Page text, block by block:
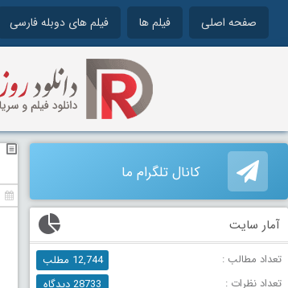
صفحه اصلی فیلم ها فیلم های دوبله فارسی
کانال تلگرام ما
آمار سایت
تعداد مطالب :
12,744 مطلب
تعداد نظرات :
28733 دیدگاه